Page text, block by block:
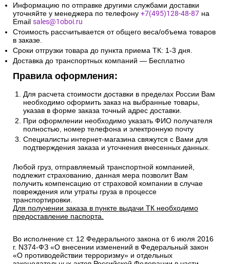
Информацию по отправке другими службами доставки
уточняйте у менеджера по телефону +7(495)128-48-87 на
Email sales@1oboi.ru
Стоимость рассчитывается от общего веса/объема товаров
в заказе.
Сроки отгрузки товара до пункта приема ТК: 1-3 дня.
Доставка до транспортных компаний — Бесплатно
Правила оформления:
Для расчета стоимости доставки в пределах России Вам
необходимо оформить заказ на выбранные товары,
указав в форме заказа точный адрес доставки.
При оформлении необходимо указать ФИО получателя
полностью, номер телефона и электронную почту
Специалисты интернет-магазина свяжутся с Вами для
подтверждения заказа и уточнения внесенных данных.
Любой груз, отправляемый транспортной компанией,
подлежит страхованию, данная мера позволит Вам
получить компенсацию от страховой компании в случае
повреждения или утраты груза в процессе
транспортировки.
Для получении заказа в пункте выдачи ТК необходимо
предоставление паспорта.
Во исполнение ст. 12 Федерального закона от 6 июля 2016
г. N374-ФЗ «О внесении изменений в Федеральный закон
«О противодействии терроризму» и отдельных